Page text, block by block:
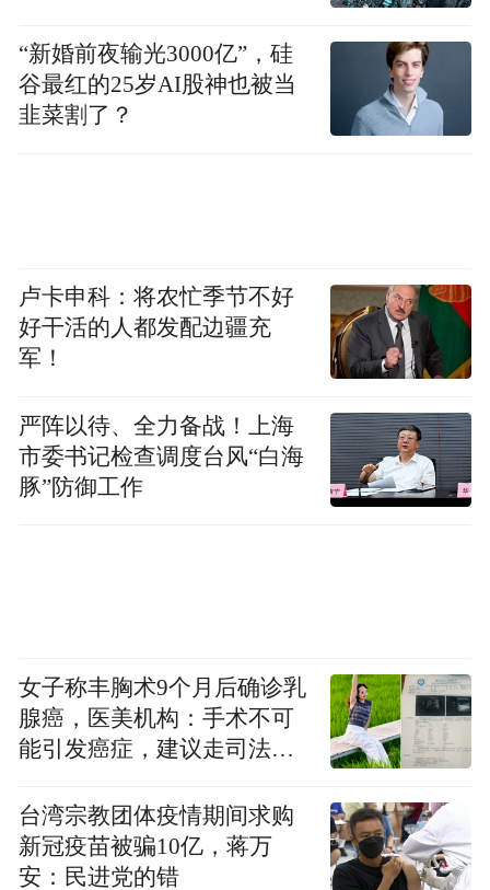
“新婚前夜输光3000亿”，硅
谷最红的25岁AI股神也被当
韭菜割了？
卢卡申科：将农忙季节不好
好干活的人都发配边疆充
军！
严阵以待、全力备战！上海
市委书记检查调度台风“白海
豚”防御工作
女子称丰胸术9个月后确诊乳
腺癌，医美机构：手术不可
能引发癌症，建议走司法途
台湾宗教团体疫情期间求购
新冠疫苗被骗10亿，蒋万
安：民进党的错